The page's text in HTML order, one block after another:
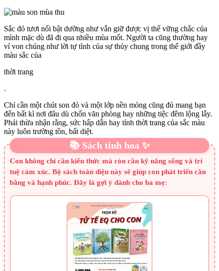
Sắc đỏ tươi nổi bật dường như vẫn giữ được vị thế vững chắc của
mình mặc dù đã đi qua nhiều mùa mốt. Người ta cũng thường hay
ví von chúng như lời tự tình của sự thủy chung trong thế giới đầy
màu sắc của
thời trang
.
Chỉ cần một chút son đỏ và một lớp nền mỏng cũng đủ mang bạn
đến bất kì nơi đâu dù chốn văn phòng hay những tiệc đêm lộng lẫy.
Phải thừa nhận rằng, sức hấp dẫn hay tính thời trang của sắc màu
này luôn trường tồn, bất diệt.
📚 Sách tinh hoa ✨
Con không chỉ cần kiến thức mà còn cần kỹ năng sống và trí
tuệ cảm xúc. Bộ sách toàn diện này sẽ giúp con phát triển cân
bằng và hạnh phúc. Đây là gợi ý dành cho ba mẹ: